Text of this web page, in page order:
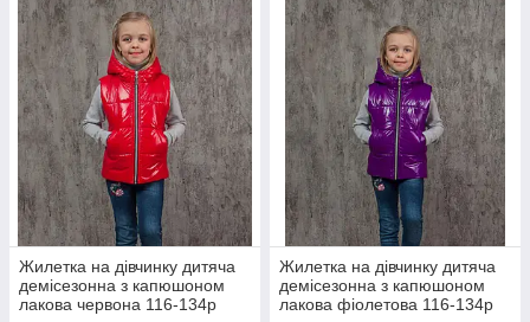
Жилетка на дівчинку дитяча
демісезонна з капюшоном
лакова червона 116-134р
Жилетка на дівчинку дитяча
демісезонна з капюшоном
лакова фіолетова 116-134р